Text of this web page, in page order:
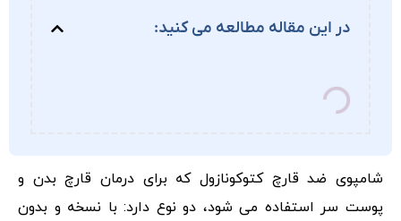
در این مقاله مطالعه می کنید:
شامپوی ضد قارچ کتوکونازول که برای درمان قارچ بدن و
پوست سر استفاده می شود، دو نوع دارد: با نسخه و بدون